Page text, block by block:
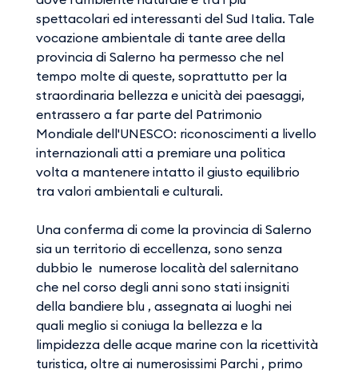
spettacolari ed interessanti del Sud Italia. Tale
vocazione ambientale di tante aree della
provincia di Salerno ha permesso che nel
tempo molte di queste, soprattutto per la
straordinaria bellezza e unicità dei paesaggi,
entrassero a far parte del Patrimonio
Mondiale dell'UNESCO: riconoscimenti a livello
internazionali atti a premiare una politica
volta a mantenere intatto il giusto equilibrio
tra valori ambientali e culturali.
Una conferma di come la provincia di Salerno
sia un territorio di eccellenza, sono senza
dubbio le numerose località del salernitano
che nel corso degli anni sono stati insigniti
della bandiere blu , assegnata ai luoghi nei
quali meglio si coniuga la bellezza e la
limpidezza delle acque marine con la ricettività
turistica, oltre ai numerosissimi Parchi , primo